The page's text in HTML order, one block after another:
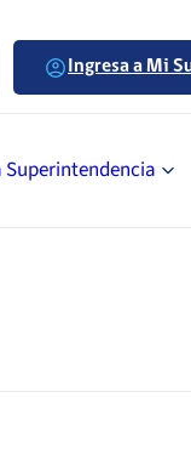
Superintendencia
Ingresa a Mi